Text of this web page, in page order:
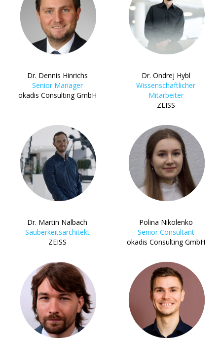
Dr. Dennis Hinrichs
Senior Manager
okadis Consulting GmbH
Dr. Ondrej Hybl
Wissenschaftlicher
Mitarbeiter
ZEISS
Dr. Martin Nalbach
Sauberkeitsarchitekt
ZEISS
Polina Nikolenko
Senior Consultant
okadis Consulting GmbH